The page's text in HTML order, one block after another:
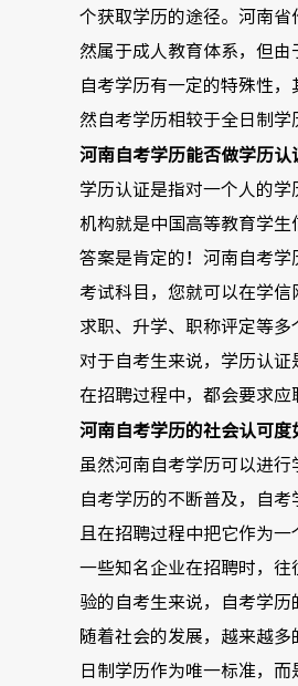
个获取学历的途径。河南
然属于成人教育体系，但由
自考学历有一定的特殊性
然自考学历相较于全日制学
河南自考学历能否做学历认
学历认证是指对一个人的
机构就是中国高等教育学生
答案是肯定的！河南自考
考试科目，您就可以在学
求职、升学、职称评定等多
对于自考生来说，学历认
在招聘过程中，都会要求应
河南自考学历的社会认可度
虽然河南自考学历可以进
自考学历的不断普及，自
且在招聘过程中把它作为一
一些知名企业在招聘时，
验的自考生来说，自考学历
随着社会的发展，越来越
日制学历作为唯一标准，